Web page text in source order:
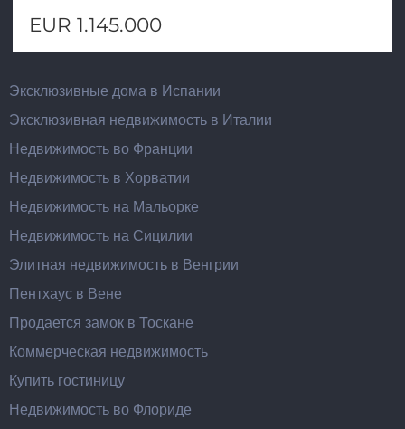
EUR 1.145.000
Эксклюзивные дома в Испании
Эксклюзивная недвижимость в Италии
Недвижимость во Франции
Недвижимость в Хорватии
Недвижимость на Мальорке
Недвижимость на Сицилии
Элитная недвижимость в Венгрии
Пентхаус в Вене
Продается замок в Тоскане
Коммерческая недвижимость
Купить гостиницу
Недвижимость во Флориде